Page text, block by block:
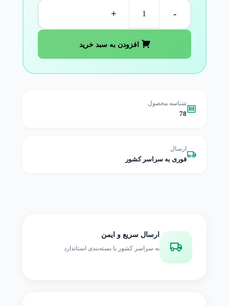
-
+
افزودن به سبد خرید
شناسه محصول
78
ارسال
فوری به سراسر کشور
ارسال سریع و ایمن
به سراسر کشور با بسته‌بندی استاندارد